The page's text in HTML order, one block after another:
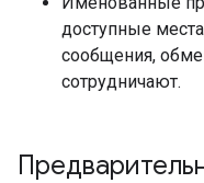
доступные
сообщения,
сотрудничают.